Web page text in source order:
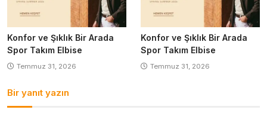
Konfor ve Şıklık Bir Arada
Spor Takım Elbise
Temmuz 31, 2026
Konfor ve Şıklık Bir Arada
Spor Takım Elbise
Temmuz 31, 2026
Bir yanıt yazın